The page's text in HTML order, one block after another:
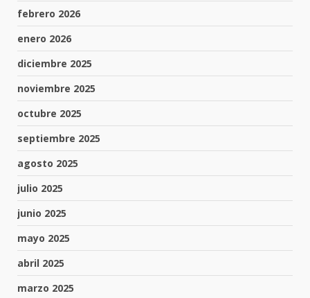
febrero 2026
enero 2026
diciembre 2025
noviembre 2025
octubre 2025
septiembre 2025
agosto 2025
julio 2025
junio 2025
mayo 2025
abril 2025
marzo 2025